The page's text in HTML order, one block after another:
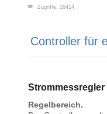
Zugriffe: 26414
Controller für
Strommessregler
Regelbereich.